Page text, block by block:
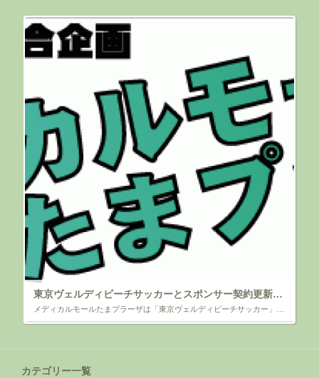
東京ヴェルディビーチサッカーとスポンサー契約更新のお知らせ
カテゴリー一覧